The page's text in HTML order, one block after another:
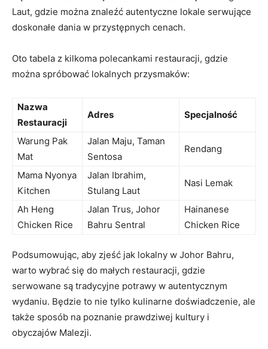
Laut, gdzie można znaleźć autentyczne lokale serwujące
doskonałe dania w przystępnych cenach.
Oto tabela z kilkoma polecankami restauracji, gdzie
można spróbować lokalnych przysmaków:
Nazwa
Restauracji
Adres Specjalność
Warung Pak
Mat
Jalan Maju, Taman
Sentosa
Rendang
Mama Nyonya
Kitchen
Jalan Ibrahim,
Stulang Laut
Nasi Lemak
Ah Heng
Chicken Rice
Jalan Trus, Johor
Bahru Sentral
Hainanese
Chicken Rice
Podsumowując, aby zjeść jak lokalny w Johor Bahru,
warto wybrać się do małych restauracji, gdzie
serwowane są tradycyjne potrawy w autentycznym
wydaniu. Będzie to nie tylko kulinarne doświadczenie, ale
także sposób na poznanie prawdziwej kultury i
obyczajów Malezji.